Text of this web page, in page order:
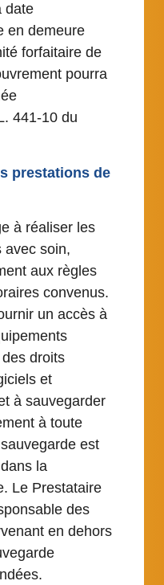
date
en demeure
forfaitaire de
pourra
441-10 du
prestations de
à réaliser les
avec soin,
aux règles
convenus.
un accès à
droits
et
à sauvegarder
à toute
est
la
Le Prestataire
des
en dehors